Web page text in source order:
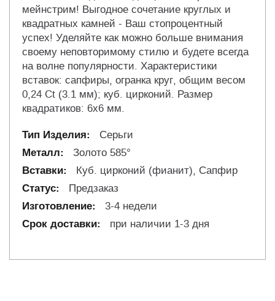
мейнстрим! Выгодное сочетание круглых и
квадратных камней - Ваш стопроцентный
успех! Уделяйте как можно больше внимания
своему неповторимому стилю и будете всегда
на волне популярности. Характеристики
вставок: сапфиры, огранка круг, общим весом
0,24 Ct (3.1 мм); куб. цирконий. Размер
квадратиков: 6х6 мм.
Серьги
Золото 585°
Куб. цирконий (фианит), Сапфир
Предзаказ
3-4 недели
при наличии 1-3 дня